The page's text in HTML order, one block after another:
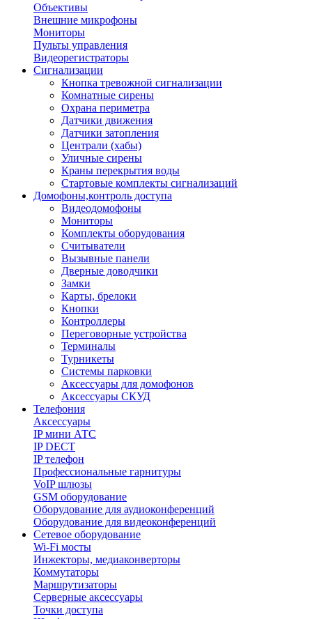
Объективы
Внешние микрофоны
Мониторы
Пульты управления
Видеорегистраторы
Сигнализации
Кнопка тревожной сигнализации
Комнатные сирены
Охрана периметра
Датчики движения
Датчики затопления
Централи (хабы)
Уличные сирены
Краны перекрытия воды
Стартовые комплекты сигнализаций
Домофоны,контроль доступа
Видеодомофоны
Мониторы
Комплекты оборудования
Считыватели
Вызывные панели
Дверные доводчики
Замки
Карты, брелоки
Кнопки
Контроллеры
Переговорные устройства
Терминалы
Турникеты
Системы парковки
Аксессуары для домофонов
Аксессуары СКУД
Телефония
Aксессуары
IP мини АТС
IP DECT
IP телефон
Профессиональные гарнитуры
VoIP шлюзы
GSM оборудование
Оборудование для аудиоконференций
Оборудование для видеоконференций
Сетевое оборудование
Wi-Fi мосты
Инжекторы, медиаконверторы
Коммутаторы
Маршрутизаторы
Серверные аксессуары
Точки доступа